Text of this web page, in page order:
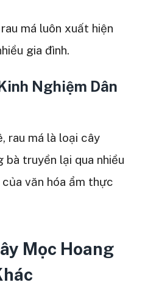
má luôn xuất hiện
gia đình.
Nghiệm Dân
rau má là loại cây
truyền lại qua nhiều
văn hóa ẩm thực
Mọc Hoang